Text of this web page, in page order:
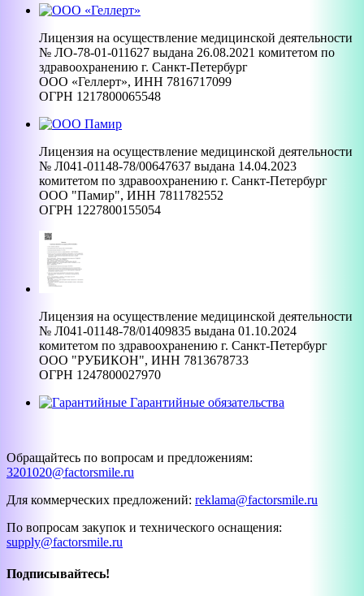
Лицензия на осуществление медицинской деятельности
№ ЛО-78-01-011627 выдана 26.08.2021 комитетом по
здравоохранению г. Санкт-Петербург
ООО «Геллерт», ИНН 7816717099
ОГРН 1217800065548
Лицензия на осуществление медицинской деятельности
№ Л041-01148-78/00647637 выдана 14.04.2023
комитетом по здравоохранению г. Санкт-Петербург
ООО "Памир", ИНН 7811782552
ОГРН 1227800155054
Лицензия на осуществление медицинской деятельности
№ Л041-01148-78/01409835 выдана 01.10.2024
комитетом по здравоохранению г. Санкт-Петербург
ООО "РУБИКОН", ИНН 7813678733
ОГРН 1247800027970
Гарантийные обязательства
Обращайтесь по вопросам и предложениям:
3201020@factorsmile.ru
Для коммерческих предложений: reklama@factorsmile.ru
По вопросам закупок и технического оснащения:
supply@factorsmile.ru
Подписывайтесь!